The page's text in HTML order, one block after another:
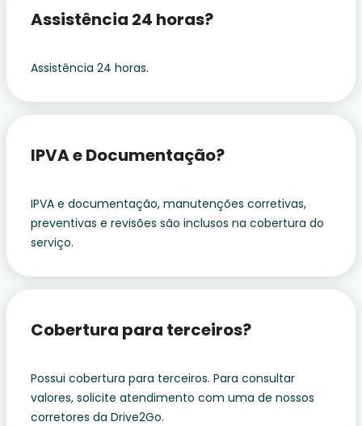
Assistência 24 horas?
Assistência 24 horas.
IPVA e Documentação?
IPVA e documentação, manutenções corretivas,
preventivas e revisões são inclusos na cobertura do
serviço.
Cobertura para terceiros?
Possui cobertura para terceiros. Para consultar
valores, solicite atendimento com uma de nossos
corretores da Drive2Go.